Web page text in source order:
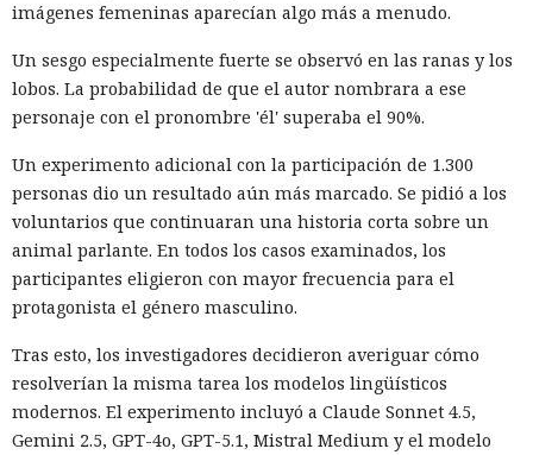
funcionario público en activo o retirado y de su familia.
Otros 495.000 dólares los ganó Muka vendiendo parte de los
datos robados en foros de ciberdelincuencia como
BreachForums y XSS.is. La investigación estimó el perjuicio
millones de dólares.
Un agente especial del FBI, Mike Herrington, afirmó que las
acciones de Muka fueron deliberadas y depredadoras, y que
causaron un daño real tanto a las empresas como a
millones de sus clientes.
Tras la divulgación del incidente, Snowflake incorporó al
equipo de investigación la unidad Mandiant de Google, que
no detectó problemas en la seguridad de la propia
plataforma. Según Mandiant, los hackers utilizaron
imágenes femeninas aparecían algo más a menudo.
Un sesgo especialmente fuerte se observó en las ranas y los
lobos. La probabilidad de que el autor nombrara a ese
personaje con el pronombre 'él' superaba el 90%.
Un experimento adicional con la participación de 1.300
personas dio un resultado aún más marcado. Se pidió a los
voluntarios que continuaran una historia corta sobre un
animal parlante. En todos los casos examinados, los
participantes eligieron con mayor frecuencia para el
protagonista el género masculino.
Tras esto, los investigadores decidieron averiguar cómo
resolverían la misma tarea los modelos lingüísticos
modernos. El experimento incluyó a Claude Sonnet 4.5,
Gemini 2.5, GPT-4o, GPT-5.1, Mistral Medium y el modelo